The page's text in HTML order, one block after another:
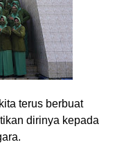
terus berbuat
dirinya kepada